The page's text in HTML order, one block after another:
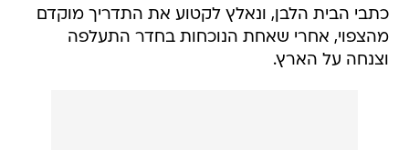
כתבי הבית הלבן, ונאלץ לקטוע את התדריך מוקדם
מהצפוי, אחרי שאחת הנוכחות בחדר התעלפה
וצנחה על הארץ.